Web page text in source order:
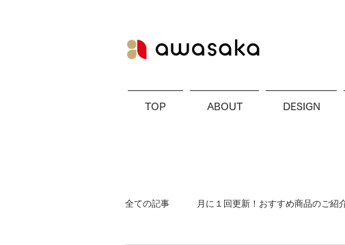
TOP ABOUT DESIGN
全ての記事 月に１回更新！おすすめ商品のご紹介